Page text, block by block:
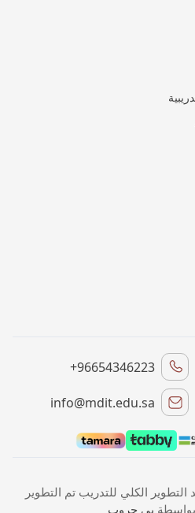
+96654346223
info@mdit.edu.sa
الكلي للتدريب تم التطوير
بي جروب